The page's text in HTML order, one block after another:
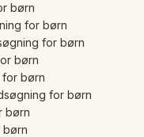
børn
for børn
for børn
børn
børn
for børn
børn
børn